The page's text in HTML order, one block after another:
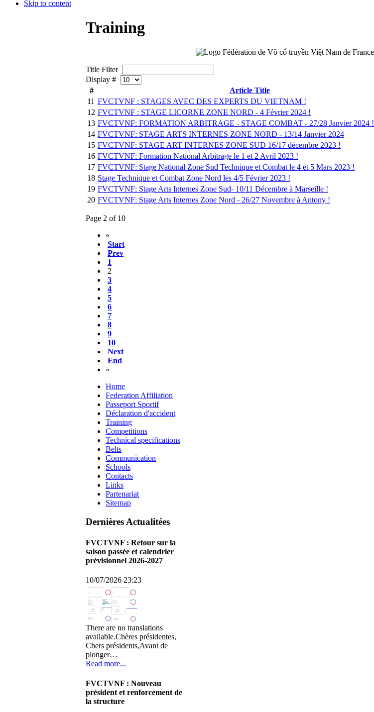
Skip to content
Training
Title Filter
Display #
#
Article Title
11 FVCTVNF : STAGES AVEC DES EXPERTS DU VIETNAM !
12 FVCTVNF : STAGE LICORNE ZONE NORD - 4 Février 2024 !
13 FVCTVNF: FORMATION ARBITRAGE - STAGE COMBAT - 27/28 Janvier 2024 !
14 FVCTVNF: STAGE ARTS INTERNES ZONE NORD - 13/14 Janvier 2024
15 FVCTVNF: STAGE ART INTERNES ZONE SUD 16/17 décembre 2023 !
16 FVCTVNF: Formation National Arbitrage le 1 et 2 Avril 2023 !
17 FVCTVNF: Stage National Zone Sud Technique et Combat le 4 et 5 Mars 2023 !
18 Stage Technique et Combat Zone Nord les 4/5 Février 2023 !
19 FVCTVNF: Stage Arts Internes Zone Sud- 10/11 Décembre à Marseille !
20 FVCTVNF: Stage Arts Internes Zone Nord - 26/27 Novembre à Antony !
Page 2 of 10
«
Start
Prev
1
2
3
4
5
6
7
8
9
10
Next
End
»
Home
Federation Affiliation
Passeport Sportif
Déclaration d'accident
Training
Competitions
Technical specifications
Belts
Communication
Schools
Contacts
Links
Partenariat
Sitemap
Dernières Actualitées
FVCTVNF : Retour sur la
saison passée et calendrier
prévisionnel 2026-2027
10/07/2026 23:23
There are no translations
available.Chères présidentes,
Chers présidents,Avant de
plonger…
Read more...
FVCTVNF : Nouveau
président et renforcement de
la structure